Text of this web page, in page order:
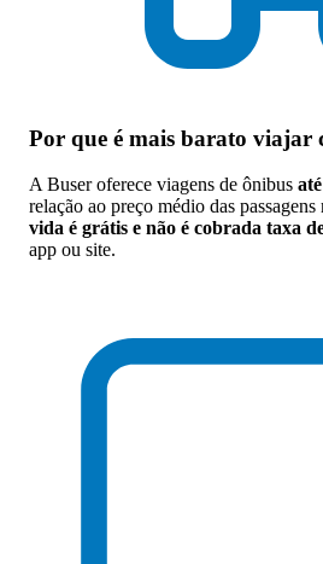
Por que é mais barato viajar
A Buser oferece viagens de ônibus
relação ao preço médio das
vida é grátis e não é cobrada taxa
app ou site.